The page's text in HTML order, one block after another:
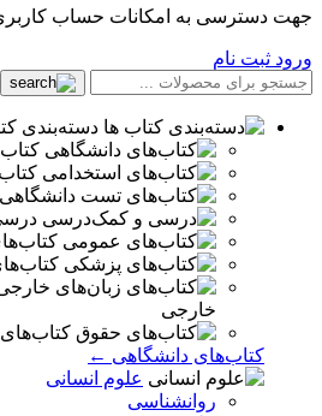
جهت دسترسی به امکانات حساب
ورود ثبت نام
دسته‌بندی
خارجی
کتاب‌های دانشگاهی ←
علوم انسانی
روانشناسی